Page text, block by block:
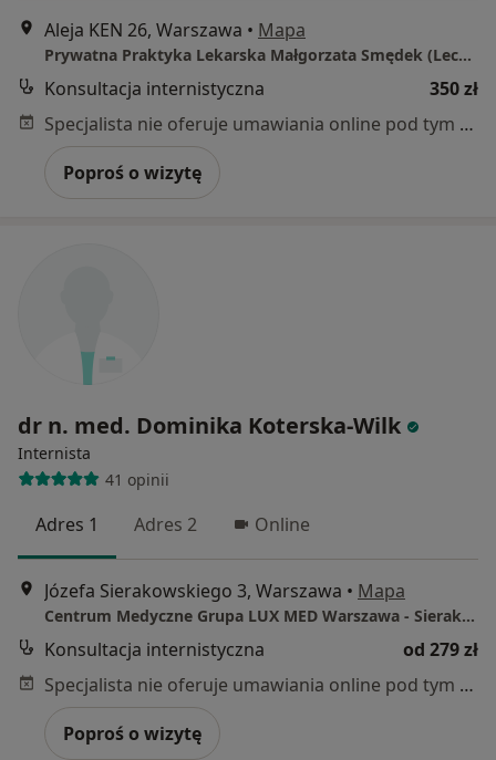
Aleja KEN 26, Warszawa • Mapa
Prywatna Praktyka Lekarska Małgorzata Smędek (Lecznica GALMED)
Konsultacja internistyczna
350 zł
Specjalista nie oferuje umawiania online pod tym adresem.
Poproś o wizytę
dr n. med. Dominika Koterska-Wilk
Internista
41 opinii
Adres 1 Adres 2 Online
Józefa Sierakowskiego 3, Warszawa • Mapa
Centrum Medyczne Grupa LUX MED Warszawa - Sierakowskiego 3
Konsultacja internistyczna
od 279 zł
Specjalista nie oferuje umawiania online pod tym adresem.
Poproś o wizytę